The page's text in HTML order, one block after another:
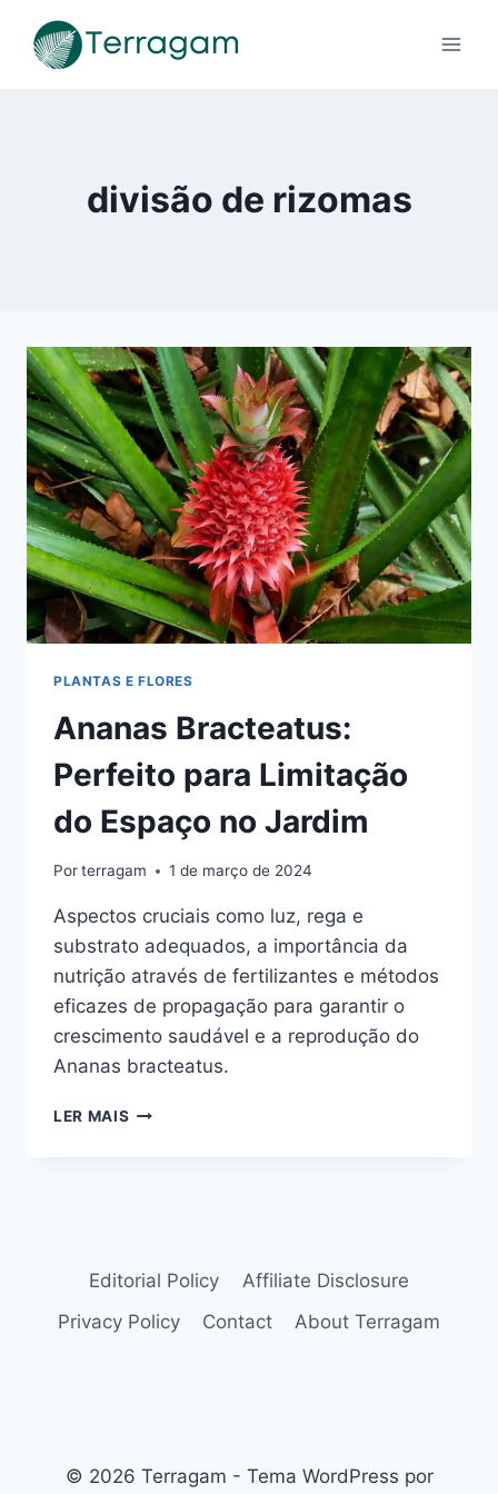
para
divisão de rizomas
PLANTAS E FLORES
Ananas Bracteatus:
Perfeito para Limitação
do Espaço no Jardim
Porterragam 1 de março de 2024
Aspectos cruciais como luz, rega e
substrato adequados, a importância da
nutrição através de fertilizantes e métodos
eficazes de propagação para garantir o
crescimento saudável e a reprodução do
Ananas bracteatus.
LER MAIS ANANAS
NO
Editorial Policy
Affiliate Disclosure
Privacy Policy
Contact About Terragam
© 2026 Terragam - Tema WordPress por